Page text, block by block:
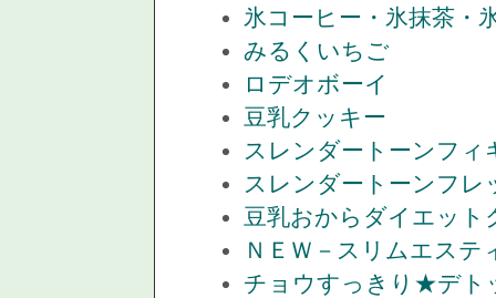
氷コーヒー・氷抹茶・
みるくいちご
ロデオボーイ
豆乳クッキー
スレンダートーンフィ
スレンダートーンフレ
豆乳おからダイエット
ＮＥＷ－スリムエステ
チョウすっきり★デト